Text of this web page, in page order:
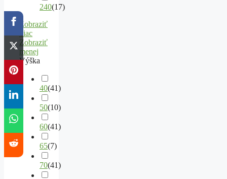
240(17)
Zobraziť
viac
Zobraziť
menej
Výška
40(41)
50(10)
60(41)
65(7)
70(41)